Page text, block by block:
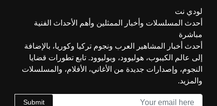
لودي نت
أحدث المسلسلات وأخبار الممثلين وأهم الأحداث الفنية
مباشرة
أحدث أخبار المشاهير العرب ونجوم تركيا وكوريا، بالإضافة
إلى عالم الكيبوب، هوليوود، وبوليوود. تابع تطورات قضايا
النجوم، وإصدارات جديدة من الأغاني، الأفلام، والمسلسلات
والمزيد.
Submit